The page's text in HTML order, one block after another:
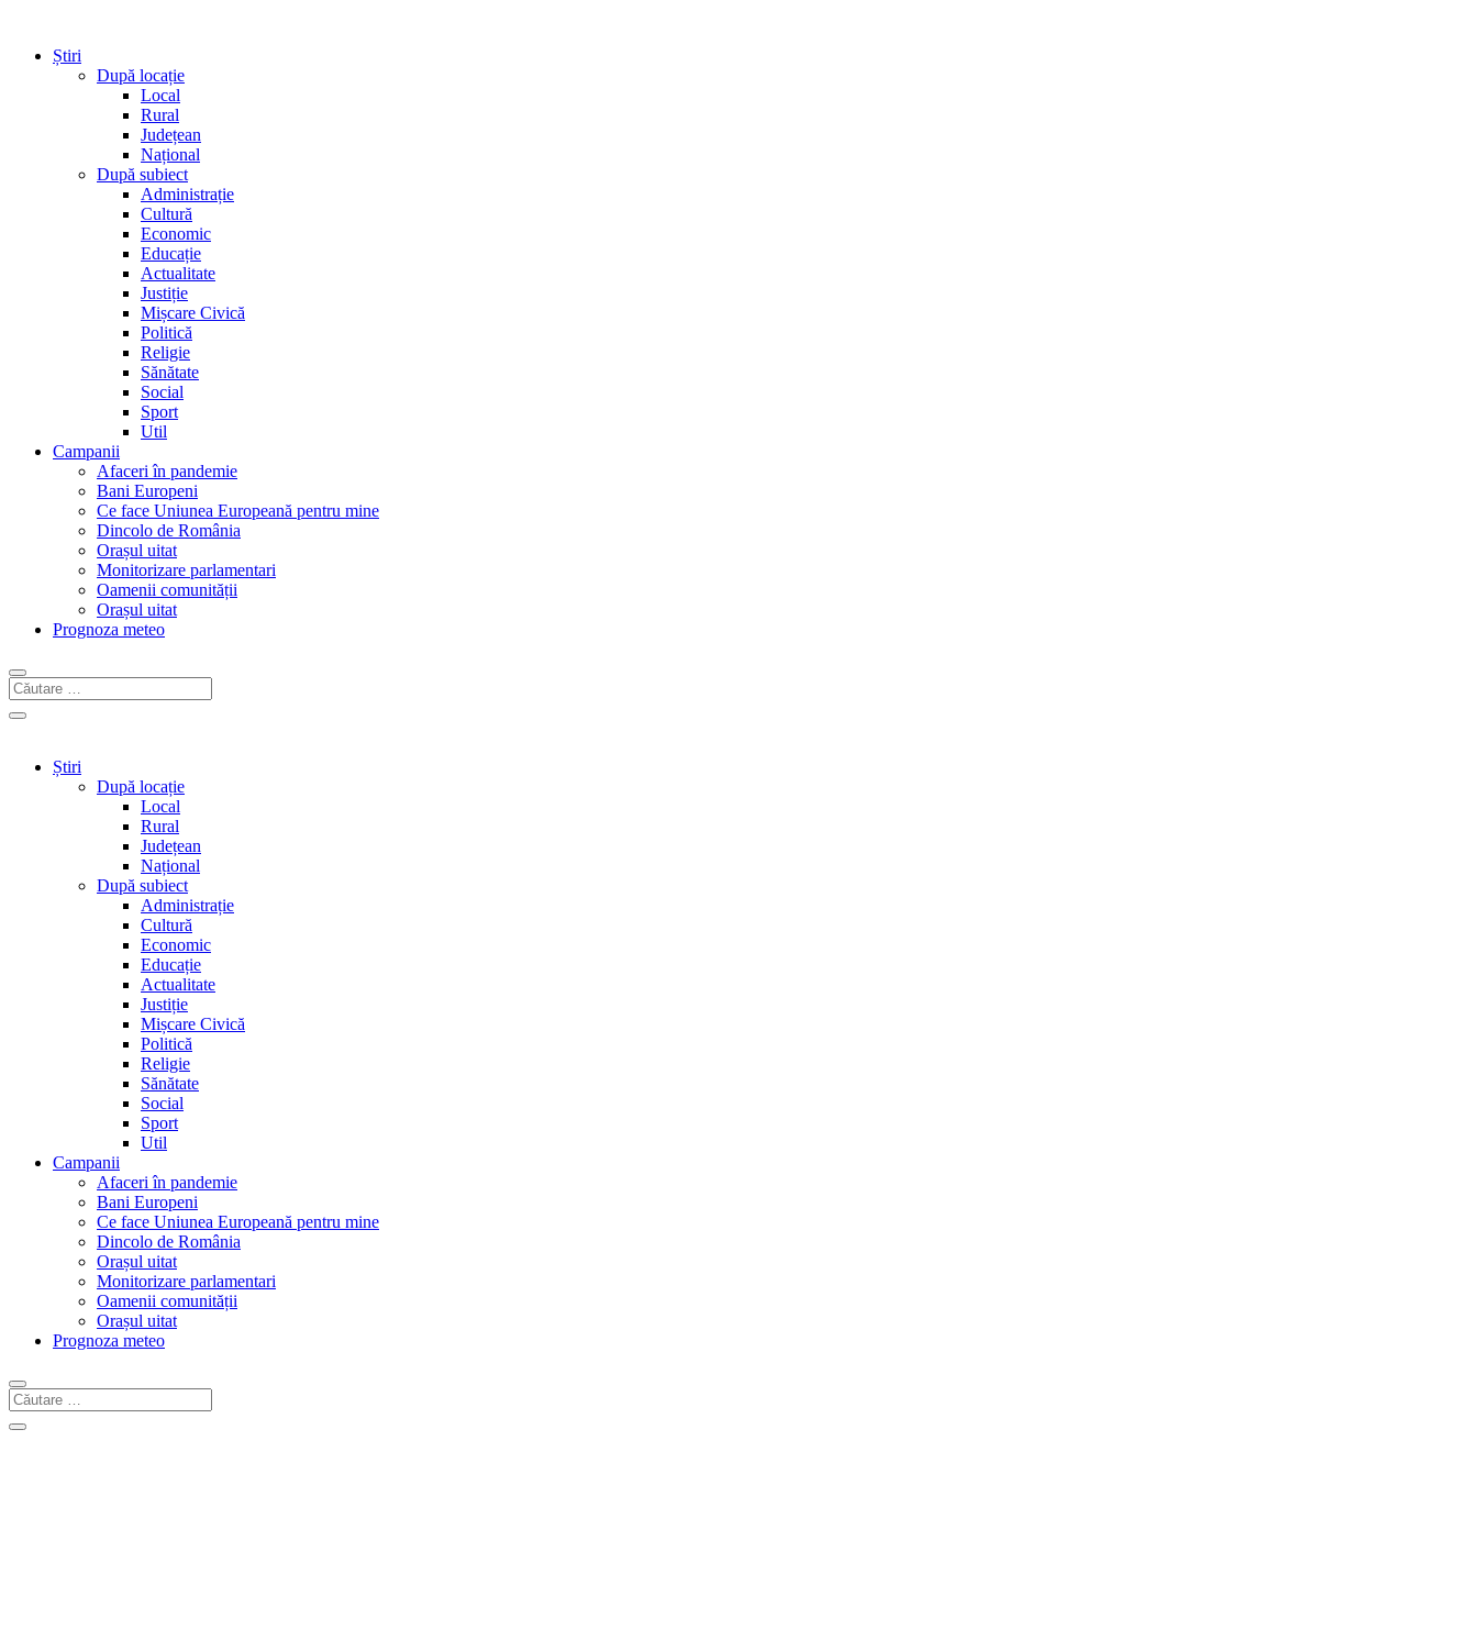
Știri
După locație
Local
Rural
Județean
Național
După subiect
Administrație
Cultură
Economic
Educație
Actualitate
Justiție
Mișcare Civică
Politică
Religie
Sănătate
Social
Sport
Util
Campanii
Afaceri în pandemie
Bani Europeni
Ce face Uniunea Europeană pentru mine
Dincolo de România
Orașul uitat
Monitorizare parlamentari
Oamenii comunității
Orașul uitat
Prognoza meteo
Știri
După locație
Local
Rural
Județean
Național
După subiect
Administrație
Cultură
Economic
Educație
Actualitate
Justiție
Mișcare Civică
Politică
Religie
Sănătate
Social
Sport
Util
Campanii
Afaceri în pandemie
Bani Europeni
Ce face Uniunea Europeană pentru mine
Dincolo de România
Orașul uitat
Monitorizare parlamentari
Oamenii comunității
Orașul uitat
Prognoza meteo